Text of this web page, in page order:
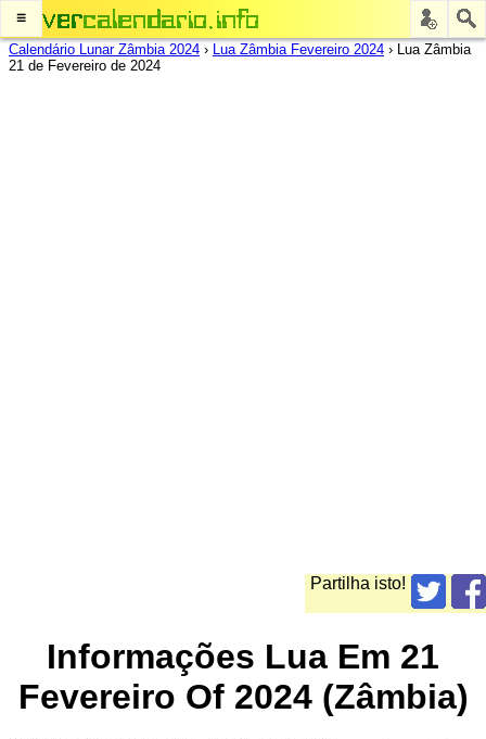
≡
Calendário Lunar Zâmbia 2024 › Lua Zâmbia Fevereiro 2024 › Lua Zâmbia
21 de Fevereiro de 2024
Partilha isto!
Informações Lua Em 21
Fevereiro Of 2024 (Zâmbia)